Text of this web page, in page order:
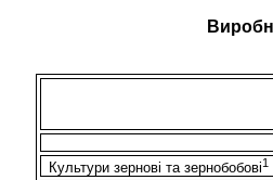
Культури зернові та зернобобові1